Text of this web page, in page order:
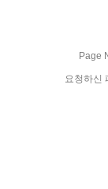
Page
요청하신